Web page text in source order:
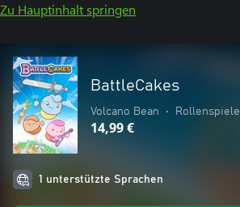
Zu Hauptinhalt springen
BattleCakes
Volcano Bean • Rollenspiele
14,99 €
1 unterstützte Sprachen